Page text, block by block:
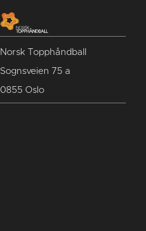
Norsk Topphåndball
Sognsveien 75 a
0855 Oslo